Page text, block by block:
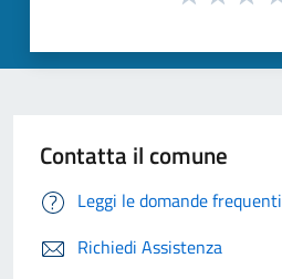
Contatta il comune
Leggi le domande frequenti
Richiedi Assistenza